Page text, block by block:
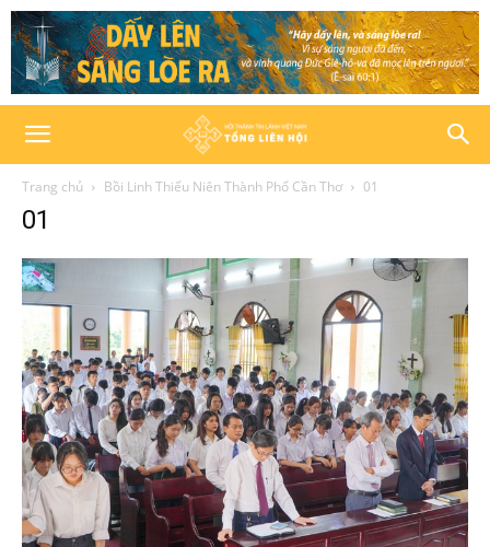
Trang chủ Bồi Linh Thiếu Niên Thành Phố Cần Thơ 01
01